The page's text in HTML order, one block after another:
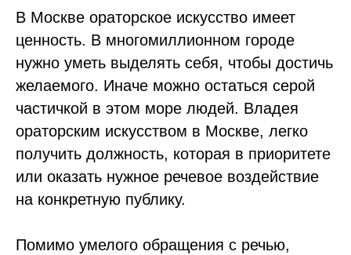
В Москве ораторское искусство имеет
ценность. В многомиллионном городе
нужно уметь выделять себя, чтобы достичь
желаемого. Иначе можно остаться серой
частичкой в этом море людей. Владея
ораторским искусством в Москве, легко
получить должность, которая в приоритете
или оказать нужное речевое воздействие
на конкретную публику.
Помимо умелого обращения с речью,